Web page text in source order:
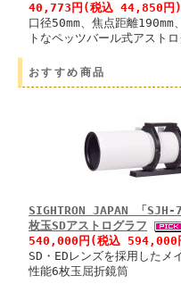
40,773円(税込 44,850円)
口径50mm、焦点距離
トなペッツバール式アスト
おすすめ商品
SIGHTRON JAPAN 「
枚玉SDアストログラフ
540,000円(税込 594,000
SD・EDレンズを採用したメ
性能6枚玉屈折鏡筒